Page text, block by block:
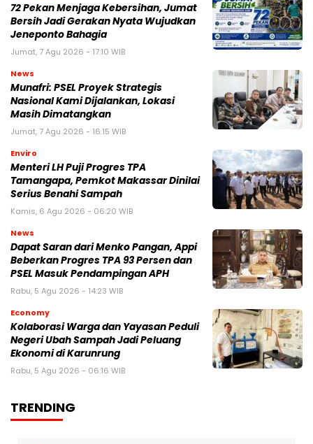
72 Pekan Menjaga Kebersihan, Jumat
Bersih Jadi Gerakan Nyata Wujudkan
Jeneponto Bahagia
Jumat, 7 Agu 2026 - 17:10 WIB
News
Munafri: PSEL Proyek Strategis
Nasional Kami Dijalankan, Lokasi
Masih Dimatangkan
Jumat, 7 Agu 2026 - 16:15 WIB
Enviro
Menteri LH Puji Progres TPA
Tamangapa, Pemkot Makassar Dinilai
Serius Benahi Sampah
Kamis, 6 Agu 2026 - 06:20 WIB
News
Dapat Saran dari Menko Pangan, Appi
Beberkan Progres TPA 93 Persen dan
PSEL Masuk Pendampingan APH
Rabu, 5 Agu 2026 - 14:23 WIB
Economy
Kolaborasi Warga dan Yayasan Peduli
Negeri Ubah Sampah Jadi Peluang
Ekonomi di Karunrung
Rabu, 5 Agu 2026 - 06:16 WIB
TRENDING